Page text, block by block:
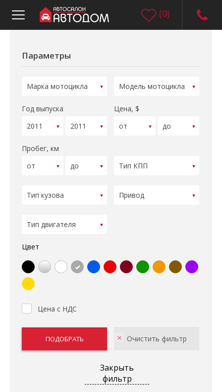
(0)
Параметры
Год выпуска Цена, $
Пробег, км
Цвет
Цена с НДС
Закрыть
фильтр